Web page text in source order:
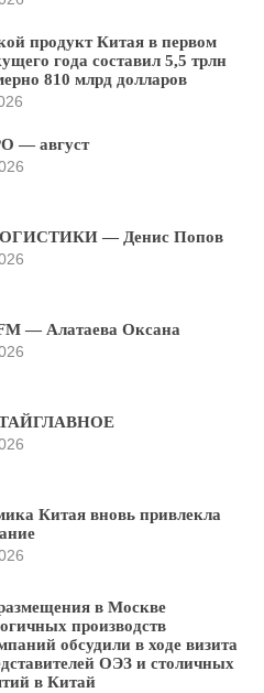
продукт Китая в первом
года составил 5,5 трлн
810 млрд долларов
— август
— Денис Попов
— Алатаева Оксана
Китая вновь привлекла
в Москве
производств
обсудили в ходе визита
ОЭЗ и столичных
в Китай